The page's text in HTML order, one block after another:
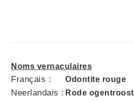
Noms vernaculaires
Français : Odontite rouge
Neerlandais : Rode ogentroost